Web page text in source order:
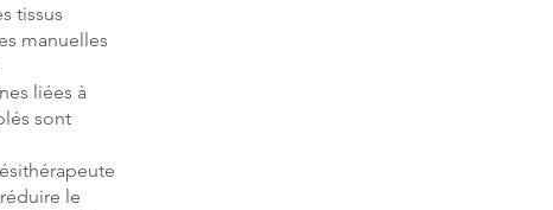
tissus
manuelles
liées à
sont
le